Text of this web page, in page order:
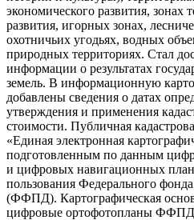
экономического развития, зонах
развития, игорных зонах,
охотничьих угодьях, водных
природных территориях. Стал
информации о результатах
земель. В информационную
добавлены сведения о датах
утверждения и применения
стоимости. Публичная
«Единая электронная
подготовленным по данным
и цифровых навигационных
пользования Федерального
(ФФПД). Картографическая
цифровые ортофотопланы